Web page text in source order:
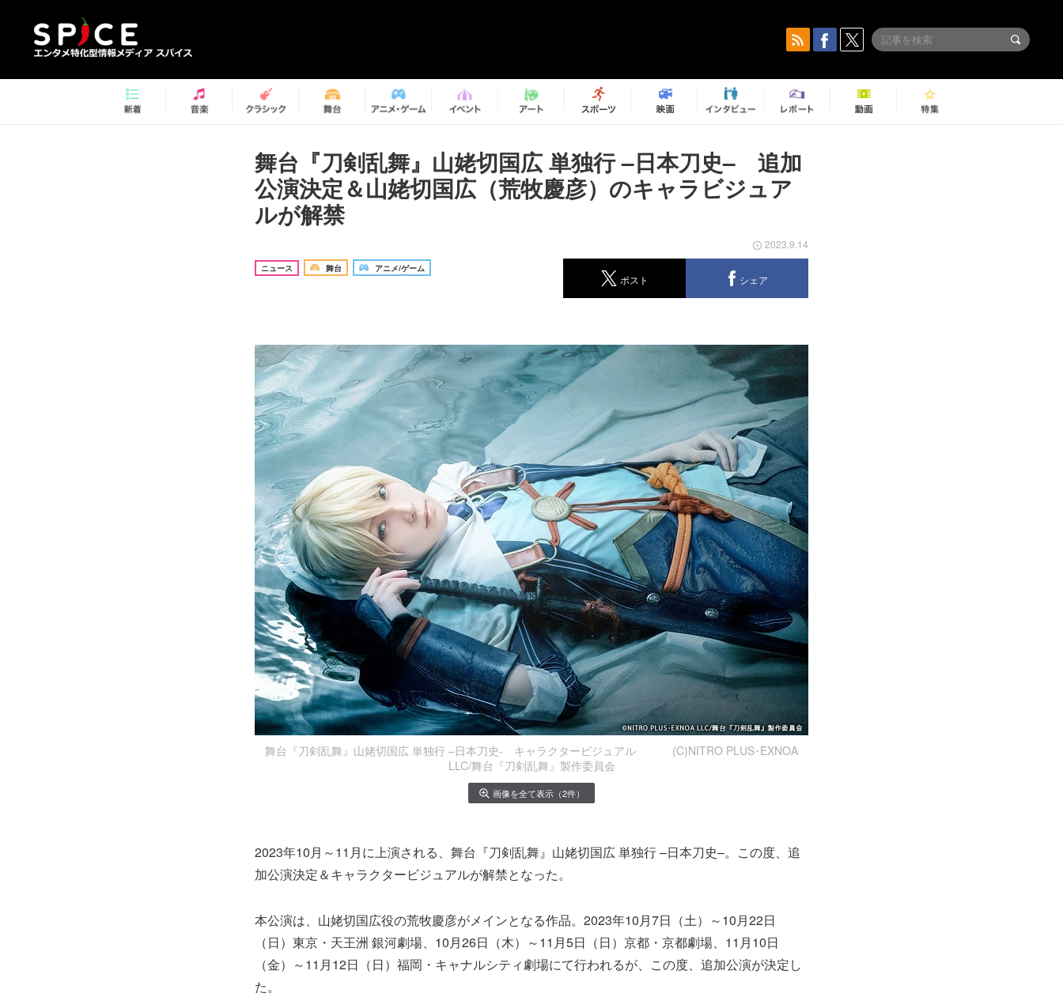
舞台『刀剣乱舞』山姥切国広 単独行 –日本刀史– 追加
公演決定＆山姥切国広（荒牧慶彦）のキャラビジュア
ルが解禁
ニュース 舞台 アニメ/ゲーム
2023.9.14
ポスト シェア
舞台『刀剣乱舞』山姥切国広 単独行 –日本刀史- キャラクタービジュアル (C)NITRO PLUS･EXNOA
LLC/舞台『刀剣乱舞』製作委員会
画像を全て表示（2件）
2023年10月～11月に上演される、舞台『刀剣乱舞』山姥切国広 単独行 –日本刀史–。この度、追
加公演決定＆キャラクタービジュアルが解禁となった。
本公演は、山姥切国広役の荒牧慶彦がメインとなる作品。2023年10月7日（土）～10月22日
（日）東京・天王洲 銀河劇場、10月26日（木）～11月5日（日）京都・京都劇場、11月10日
（金）～11月12日（日）福岡・キャナルシティ劇場にて行われるが、この度、追加公演が決定し
た。